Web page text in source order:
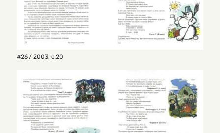
#26 / 2003, с.20